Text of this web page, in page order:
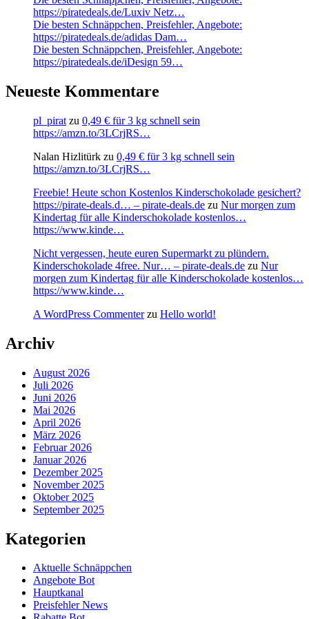
https://piratedeals.de/Luxiv Netz…
Die besten Schnäppchen, Preisfehler, Angebote:
https://piratedeals.de/adidas Dam…
Die besten Schnäppchen, Preisfehler, Angebote:
https://piratedeals.de/iDesign 59…
Neueste Kommentare
pl_pirat zu 0,49 € für 3 kg schnell sein
https://amzn.to/3LCrjRS…
Nalan Hizlitürk zu 0,49 € für 3 kg schnell sein
https://amzn.to/3LCrjRS…
Freebie! Heute schon Kostenlos Kinderschokolade gesichert?
https://pirate-deals.d… – pirate-deals.de zu Nur morgen zum
Kindertag für alle Kinderschokolade kostenlos…
https://www.kinde…
Nicht vergessen, heute euren Supermarkt zu plündern.
Kinderschokolade 4free. Nur… – pirate-deals.de zu Nur
morgen zum Kindertag für alle Kinderschokolade kostenlos…
https://www.kinde…
A WordPress Commenterzu Hello world!
Archiv
August 2026
Juli 2026
Juni 2026
Mai 2026
April 2026
März 2026
Februar 2026
Januar 2026
Dezember 2025
November 2025
Oktober 2025
September 2025
Kategorien
Aktuelle Schnäppchen
Angebote Bot
Hauptkanal
Preisfehler News